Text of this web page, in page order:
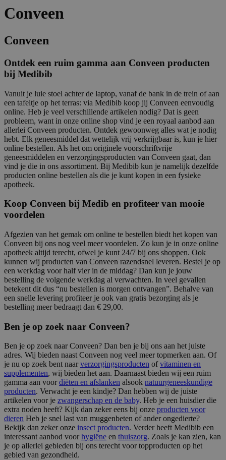
Conveen
Conveen
Ontdek een ruim gamma aan Conveen producten
bij Medibib
Vanuit je luie stoel achter de laptop, vanaf de bank in de trein of aan
een tafeltje op het terras: via Medibib koop jij Conveen eenvoudig
online. Heb je veel verschillende artikelen nodig? Dat is geen
probleem, want in onze online shop vind je een royaal aanbod aan
allerlei Conveen producten. Ontdek gewoonweg alles wat je nodig
hebt. Elk geneesmiddel dat wettelijk vrij verkrijgbaar is, kun je hier
online bestellen. Als het om originele voorschriftvrije
geneesmiddelen en verzorgingsproducten van Conveen gaat, dan
vind je die in ons assortiment. Bij Medibib kun je namelijk dezelfde
producten online bestellen als die je kunt kopen in een fysieke
apotheek.
Koop Conveen bij Medib en profiteer van mooie
voordelen
Afgezien van het gemak om online te bestellen biedt het kopen van
Conveen bij ons nog veel meer voordelen. Zo kun je in onze online
apotheek altijd terecht, ofwel je kunt 24/7 bij ons shoppen. Ook
kunnen wij producten van Conveen razendsnel leveren. Bestel je op
een werkdag voor half vier in de middag? Dan kun je jouw
bestelling de volgende werkdag al verwachten. In veel gevallen
betekent dit dus “nu bestellen is morgen ontvangen”. Behalve van
een snelle levering profiteer je ook van gratis bezorging als je
bestelling meer bedraagt dan € 29,00.
Ben je op zoek naar Conveen?
Ben je op zoek naar Conveen? Dan ben je bij ons aan het juiste
adres. Wij bieden naast Conveen nog veel meer topmerken aan. Of
je nu op zoek bent naarverzorgingsproducten ofvitaminen en
supplementen, wij bieden het aan. Daarnaast bieden wij een ruim
gamma aan voordiëten en afslanken alsook natuurgeneeskundige
producten. Verwacht je een kindje? Dan hebben wij de juiste
artikelen voor je zwangerschap en de baby. Heb je een huisdier die
extra noden heeft? Kijk dan zeker eens bij onze producten voor
dieren Heb je snel last van muggenbeten of ander ongedierte?
Bekijk dan zeker onze insect producten. Verder heeft Medibib een
interessant aanbod voorhygiëne en thuiszorg. Zoals je kan zien, kan
je op allerlei gebieden bij ons terecht voor topproducten op het
gebied van gezondheid.